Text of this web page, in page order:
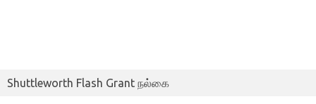
Shuttleworth Flash Grant நல்கை